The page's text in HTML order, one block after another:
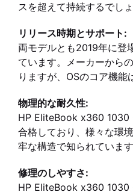
スを超えて持続するでしょ
リリース時期とサポート:
両モデルとも2019年に登
ています。メーカーから
りますが、OSのコア機能
物理的な耐久性:
HP EliteBook x360 1030
合格しており、様々な環
牢な構造で知られています
修理のしやすさ:
HP EliteBook x360 1030